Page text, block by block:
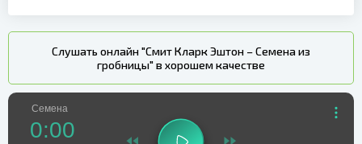
Слушать онлайн "Смит Кларк Эштон – Семена из
гробницы" в хорошем качестве
Семена
0:00